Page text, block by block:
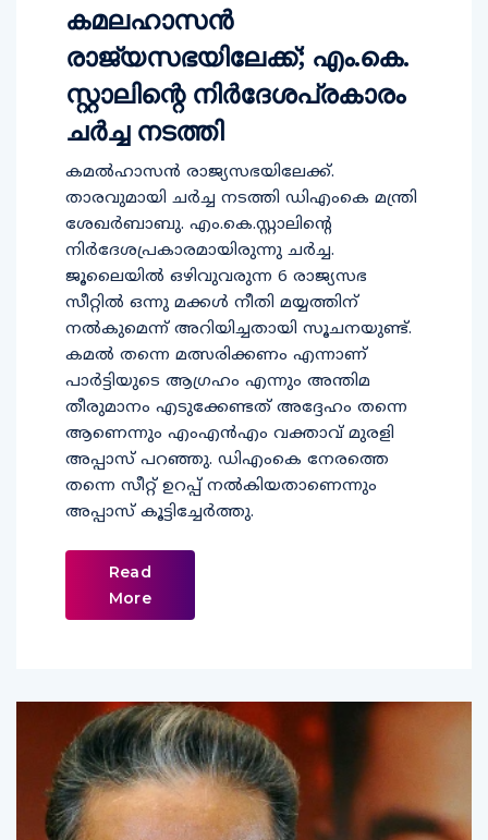
കമലഹാസന്‍
രാജ്യസഭയിലേക്ക്; എം.കെ.
സ്റ്റാലിന്റെ നിര്‍ദേശപ്രകാരം
ചര്‍ച്ച നടത്തി
കമല്‍ഹാസന്‍ രാജ്യസഭയിലേക്ക്.
താരവുമായി ചര്‍ച്ച നടത്തി ഡിഎംകെ മന്ത്രി
ശേഖര്‍ബാബു. എം.കെ.സ്റ്റാലിന്റെ
നിര്‍ദേശപ്രകാരമായിരുന്നു ചര്‍ച്ച.
ജൂലൈയില്‍ ഒഴിവുവരുന്ന 6 രാജ്യസഭ
സീറ്റില്‍ ഒന്നു മക്കള്‍ നീതി മയ്യത്തിന്
നല്‍കുമെന്ന് അറിയിച്ചതായി സൂചനയുണ്ട്.
കമല്‍ തന്നെ മത്സരിക്കണം എന്നാണ്
പാര്‍ട്ടിയുടെ ആഗ്രഹം എന്നും അന്തിമ
തീരുമാനം എടുക്കേണ്ടത് അദ്ദേഹം തന്നെ
ആണെന്നും എംഎന്‍എം വക്താവ് മുരളി
അപ്പാസ് പറഞ്ഞു. ഡിഎംകെ നേരത്തെ
തന്നെ സീറ്റ് ഉറപ്പ് നല്‍കിയതാണെന്നും
അപ്പാസ് കൂട്ടിച്ചേര്‍ത്തു.
Read
More